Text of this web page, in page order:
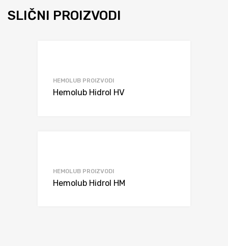
SLIČNI PROIZVODI
HEMOLUB PROIZVODI
Hemolub Hidrol HV
HEMOLUB PROIZVODI
Hemolub Hidrol HM